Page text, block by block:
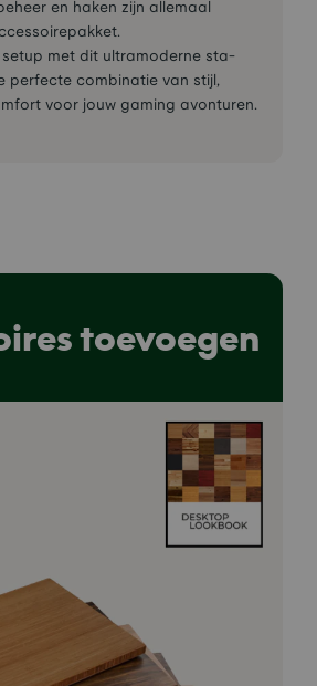
en haken zijn allemaal
met dit ultramoderne sta-
perfecte combinatie van stijl,
voor jouw gaming avonturen.
toevoegen